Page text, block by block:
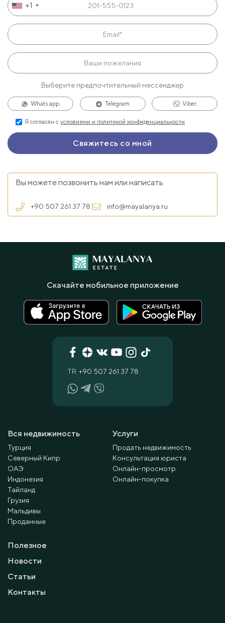
+1
Выберите предпочтительный мессенджер
Whats app Telegram Viber
Я согласен с условиями и политикой конфиденциальности
Вы можете позвонить нам или написать
+90 507 261 37 78 info@mayalanya.ru
Вся недвижимость
Турция
Северный Кипр
ОАЭ
Индонезия
Тайланд
Грузия
Мальдивы
Проданные
Услуги
Продать недвижимость
Консультация юриста
Онлайн-просмотр
Онлайн-покупка
Полезное
Новости
Статьи
Контакты
TR +90 507 261 37 78
Скачайте мобильное приложение